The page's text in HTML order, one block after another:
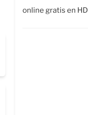
online gratis en HD